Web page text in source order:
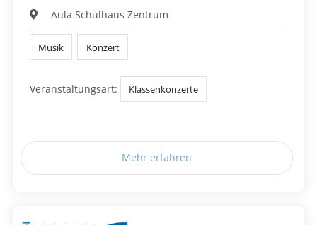
Aula Schulhaus Zentrum
Musik Konzert
Veranstaltungsart: Klassenkonzerte
Mehr erfahren